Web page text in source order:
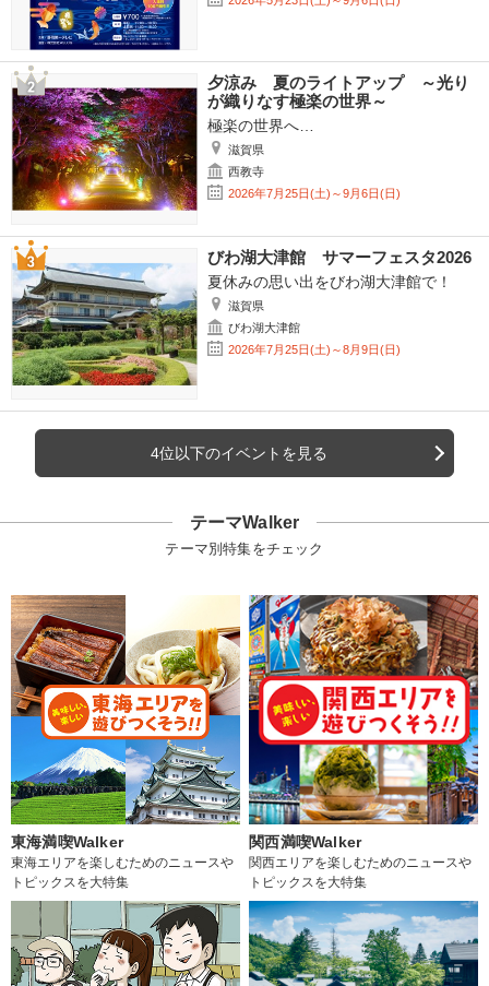
夕涼み 夏のライトアップ ～光り
が織りなす極楽の世界～
極楽の世界へ…
滋賀県
西教寺
2026年7月25日(土)～9月6日(日)
びわ湖大津館 サマーフェスタ2026
夏休みの思い出をびわ湖大津館で！
滋賀県
びわ湖大津館
2026年7月25日(土)～8月9日(日)
4位以下のイベントを見る
テーマWalker
テーマ別特集をチェック
東海満喫Walker
東海エリアを楽しむためのニュースや
トピックスを大特集
関西満喫Walker
関西エリアを楽しむためのニュースや
トピックスを大特集